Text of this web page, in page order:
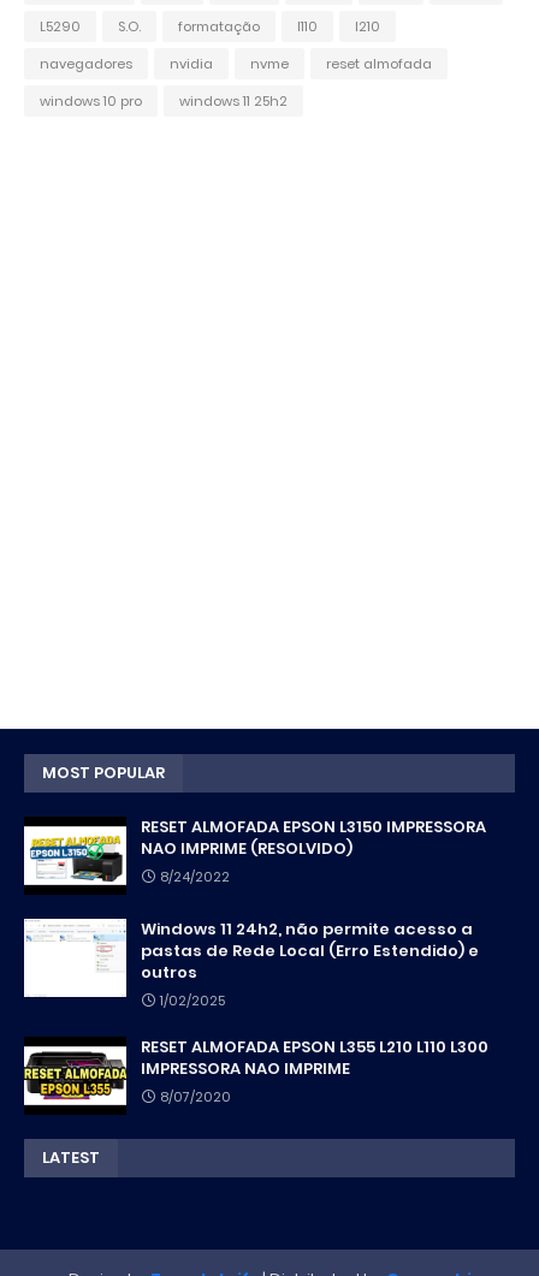
L5290
S.O. formatação l110
l210
navegadores
nvidia nvme
reset almofada
windows 10 pro
windows 11 25h2
MOST POPULAR
RESET ALMOFADA EPSON L3150 IMPRESSORA
NAO IMPRIME (RESOLVIDO)
8/24/2022
Windows 11 24h2, não permite acesso a
pastas de Rede Local (Erro Estendido) e
outros
1/02/2025
RESET ALMOFADA EPSON L355 L210 L110 L300
IMPRESSORA NAO IMPRIME
8/07/2020
LATEST